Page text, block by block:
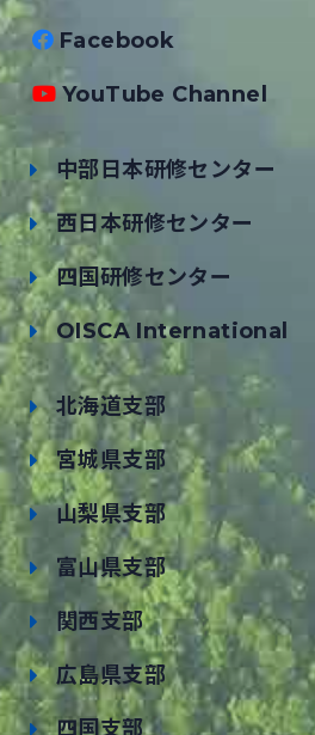
Facebook
YouTube Channel
中部日本研修センター
西日本研修センター
四国研修センター
OISCA International
北海道支部
宮城県支部
山梨県支部
富山県支部
関西支部
広島県支部
四国支部